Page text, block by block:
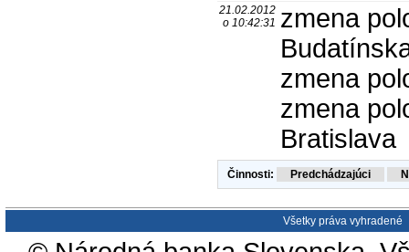
21.02.2012
o 10:42:31 zmena
zmena
zmena
Bratislava
Činnosti:
Všetky práva vyhradené